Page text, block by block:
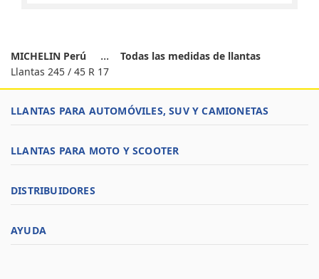
MICHELIN Perú
Todas las medidas de llantas
Llantas 245 / 45 R 17
LLANTAS PARA AUTOMÓVILES, SUV Y CAMIONETAS
LLANTAS PARA MOTO Y SCOOTER
DISTRIBUIDORES
AYUDA